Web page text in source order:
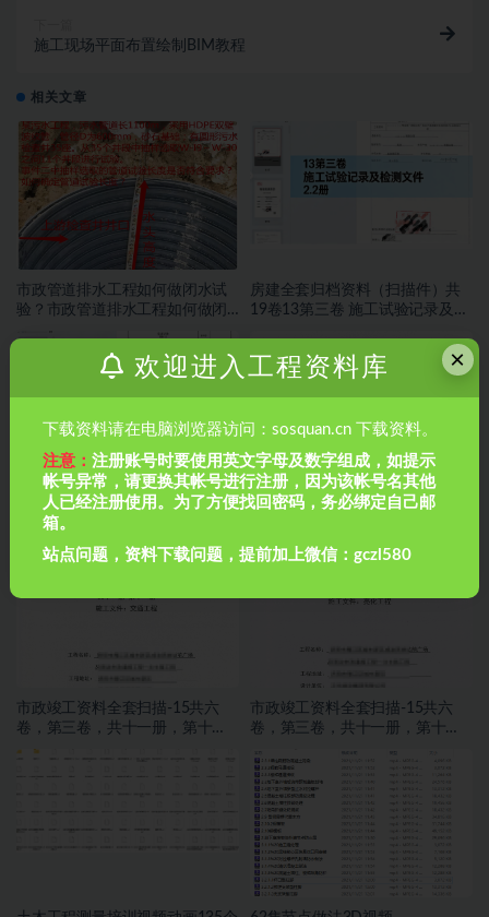
施工现场平面布置绘制BIM教程
相关文章
市政管道排水工程如何做闭水试
验？市政管道排水工程如何做闭
房建全套归档资料（扫描件）共
19卷13第三卷 施工试验记录及检
房建全套归档资料（扫描件）共
19卷12第三卷 施工试验记录及检
市政竣工资料全套扫描-16共六
市政竣工资料全套扫描-15共六
卷，第三卷，共十一册，第十
册，施工文件，亮化工程
市政竣工资料全套扫描-15共六
卷，第三卷，共十一册，第十
册，施工文件，亮化工程
×
欢迎进入工程资料库
下载资料请在电脑浏览器访问：sosquan.cn 下载资料。
注意：注册账号时要使用英文字母及数字组成，如提示
帐号异常，请更换其帐号进行注册，因为该帐号名其他
人已经注册使用。为了方便找回密码，务必绑定自己邮
箱。
站点问题，资料下载问题，提前加上微信：gczl580